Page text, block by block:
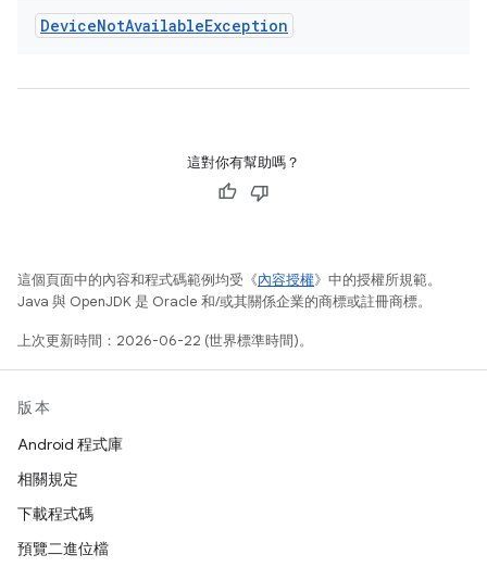
DeviceNotAvailableException
這對你有幫助嗎？
這個頁面中的內容和程式碼範例均受《內容授權》中的授權所規範。
Java 與 OpenJDK 是 Oracle 和/或其關係企業的商標或註冊商標。
上次更新時間：2026-06-22 (世界標準時間)。
版本
Android 程式庫
相關規定
下載程式碼
預覽二進位檔